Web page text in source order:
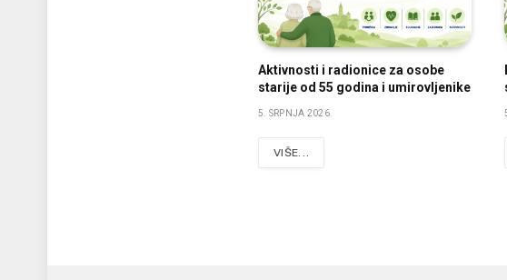
Aktivnosti i radionice za osobe
starije od 55 godina i umirovljenike
5. SRPNJA 2026.
VIŠE...